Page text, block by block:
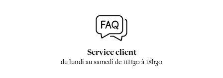
Service client
du lundi au samedi de 11H30 à 18h30